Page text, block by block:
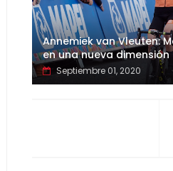
Annemiek van Vleuten:
en una nueva dimensión
Septiembre 01, 2020